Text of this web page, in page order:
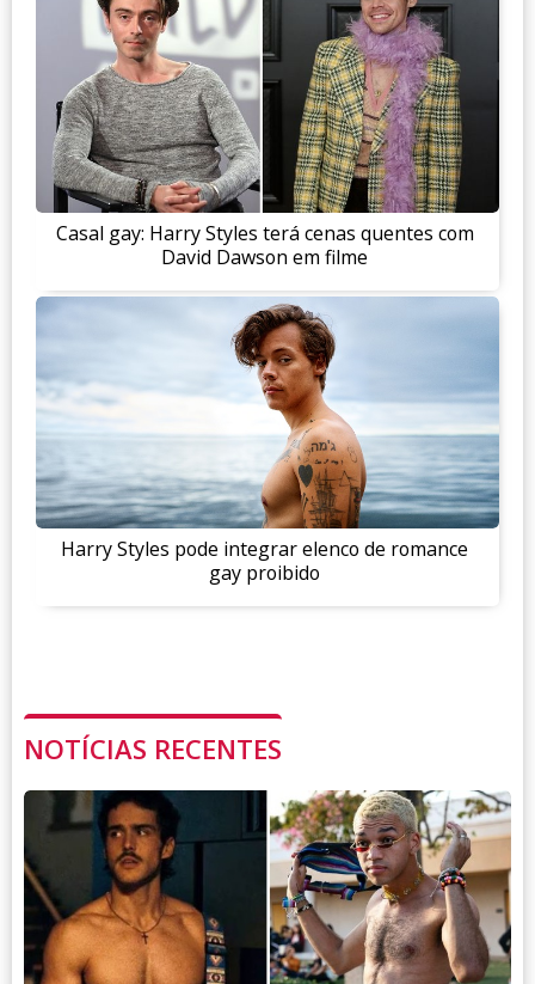
Casal gay: Harry Styles terá cenas quentes com
David Dawson em filme
Harry Styles pode integrar elenco de romance
gay proibido
NOTÍCIAS RECENTES